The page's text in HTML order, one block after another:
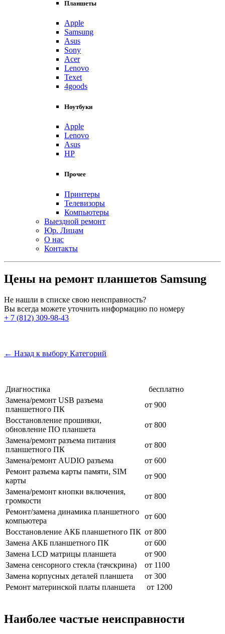
Планшеты
Apple
Samsung
Asus
Sony
Acer
Lenovo
Texet
4goods
Ноутбуки
Apple
Lenovo
Asus
HP
Прочее
Принтеры
Телевизоры
Компьютеры
Выездной ремонт
Юр. Лицам
О нас
Контакты
Цены на ремонт планшетов Samsung
Не нашли в списке свою неисправность?
Вы всегда можете уточнить информацию по номеру
+ 7 (812) 309-98-43
← Назад к выбору Категорий
Диагностика
бесплатно
Замена/ремонт USB разъема
планшетного ПК
от 900
Восстановление прошивки,
обновление ПО планшета
от 800
Замена/ремонт разъема питания
планшетного ПК
от 800
Замена/ремонт AUDIO разъема
от 600
Ремонт разъема карты памяти, SIM
карты
от 900
Замена/ремонт кнопки включения,
громкости
от 800
Ремонт/замена динамика планшетного
компьютера
от 600
Восстановление АКБ планшетного ПК от 800
Замена АКБ планшетного ПК
от 600
Замена LCD матрицы планшета
от 900
Замена сенсорного стекла (тачскрина)
от 1100
Замена корпусных деталей планшета
от 300
Ремонт материнской платы планшета
от 1200
Наиболее частые неисправности